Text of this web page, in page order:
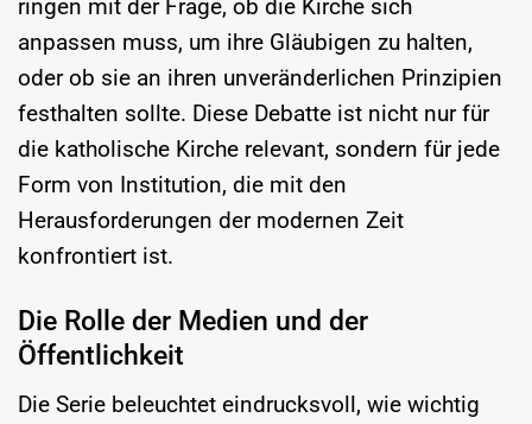
ringen mit der Frage, ob die Kirche sich
anpassen muss, um ihre Gläubigen zu halten,
oder ob sie an ihren unveränderlichen Prinzipien
festhalten sollte. Diese Debatte ist nicht nur für
die katholische Kirche relevant, sondern für jede
Form von Institution, die mit den
Herausforderungen der modernen Zeit
konfrontiert ist.
Die Rolle der Medien und der
Öffentlichkeit
Die Serie beleuchtet eindrucksvoll, wie wichtig